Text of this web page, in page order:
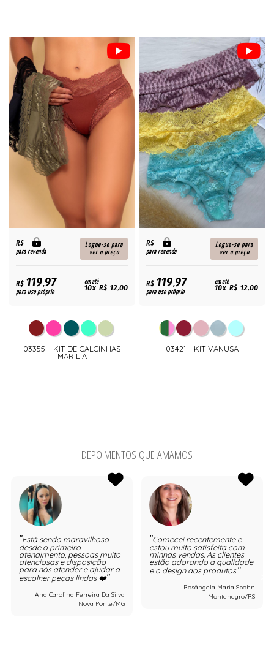
R$
para revenda
Logue-se para
ver o preço
R$119,97
para uso próprio
em até
10x R$ 12,00
03355 - KIT DE CALCINHAS
MARILIA
R$
para revenda
Logue-se para
ver o preço
R$119,97
para uso próprio
em até
10x R$ 12,00
03421 - KIT VANUSA
DEPOIMENTOS QUE AMAMOS
Está sendo maravilhoso
desde o primeiro
atendimento, pessoas muito
atenciosas e disposição
para nós atender e ajudar a
escolher peças lindas ❤️
Ana Carolina Ferreira Da Silva
Nova Ponte/MG
Comecei recentemente e
estou muito satisfeita com
minhas vendas. As clientes
estão adorando a qualidade
e o design dos produtos.
Rosângela Maria Spohn
Montenegro/RS